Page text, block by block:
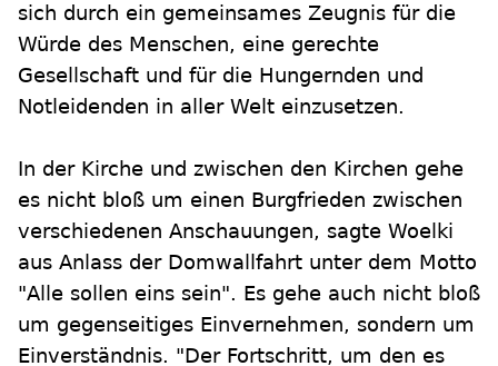
sich durch ein gemeinsames Zeugnis für die
Würde des Menschen, eine gerechte
Gesellschaft und für die Hungernden und
Notleidenden in aller Welt einzusetzen.
In der Kirche und zwischen den Kirchen gehe
es nicht bloß um einen Burgfrieden zwischen
verschiedenen Anschauungen, sagte Woelki
aus Anlass der Domwallfahrt unter dem Motto
"Alle sollen eins sein". Es gehe auch nicht bloß
um gegenseitiges Einvernehmen, sondern um
Einverständnis. "Der Fortschritt, um den es